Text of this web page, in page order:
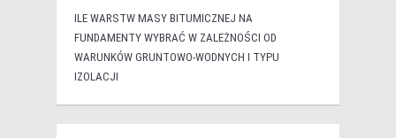
ILE WARSTW MASY BITUMICZNEJ NA
FUNDAMENTY WYBRAĆ W ZALEŻNOŚCI OD
WARUNKÓW GRUNTOWO-WODNYCH I TYPU
IZOLACJI